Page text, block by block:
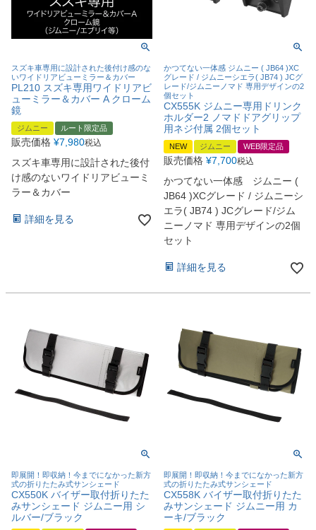
スズキ車専用に設計された後付け感のな
いワイドリアビューミラー＆カバー
PL210 スズキ専用ワイドリアビ
ューミラー＆カバー A クローム
鏡
ジムニー ルート限定品
販売価格 ¥7,980税込
スズキ車専用に設計された後付
け感のないワイドリアビューミ
ラー＆カバー
詳細を見る
かつてない一体感 ジムニー ( JB64 )XC
グレード / ジムニーシエラ( JB74 ) JCグ
レード/ジムニーノマド 専用デザインの2
個セット
CX555K ジムニー専用ドリンク
ホルダー2 ノマドドアグリップ
用ネジ付属 2個セット
NEW ジムニー WEB限定品
販売価格 ¥7,700税込
かつてない一体感 ジムニー (
JB64 )XCグレード / ジムニーシ
エラ( JB74 ) JCグレード/ジム
ニーノマド 専用デザインの2個
セット
詳細を見る
即展開！即収納！今までになかった新方
式の折りたたみ式サンシェード
CX550K バイザー取付折りたた
みサンシェード ジムニー用 シ
ルバー/ブラック
即展開！即収納！今までになかった新方
式の折りたたみ式サンシェード
CX558K バイザー取付折りたた
みサンシェード ジムニー用 カ
ーキ/ブラック